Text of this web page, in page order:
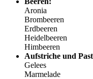
Aronia
Brombeeren
Erdbeeren
Heidelbeeren
Himbeeren
Aufstriche und
Gelees
Marmelade